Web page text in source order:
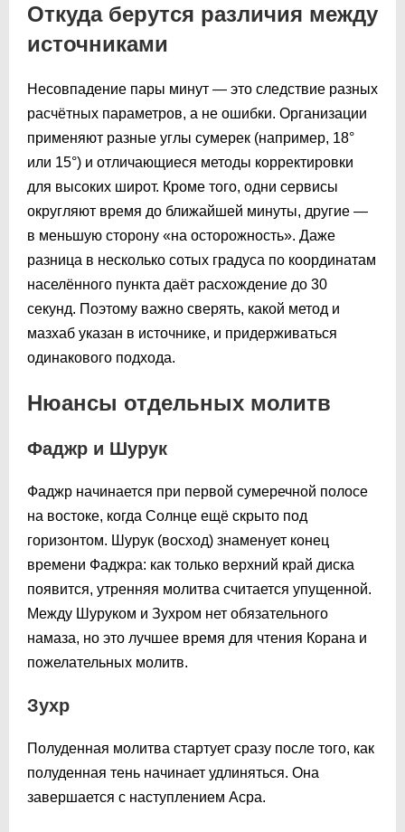
Откуда берутся различия между
источниками
Несовпадение пары минут — это следствие разных
расчётных параметров, а не ошибки. Организации
применяют разные углы сумерек (например, 18°
или 15°) и отличающиеся методы корректировки
для высоких широт. Кроме того, одни сервисы
округляют время до ближайшей минуты, другие —
в меньшую сторону «на осторожность». Даже
разница в несколько сотых градуса по координатам
населённого пункта даёт расхождение до 30
секунд. Поэтому важно сверять, какой метод и
мазхаб указан в источнике, и придерживаться
одинакового подхода.
Нюансы отдельных молитв
Фаджр и Шурук
Фаджр начинается при первой сумеречной полосе
на востоке, когда Солнце ещё скрыто под
горизонтом. Шурук (восход) знаменует конец
времени Фаджра: как только верхний край диска
появится, утренняя молитва считается упущенной.
Между Шуруком и Зухром нет обязательного
намаза, но это лучшее время для чтения Корана и
пожелательных молитв.
Зухр
Полуденная молитва стартует сразу после того, как
полуденная тень начинает удлиняться. Она
завершается с наступлением Асра.